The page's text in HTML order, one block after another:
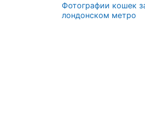
Фотографии кошек
лондонском метро